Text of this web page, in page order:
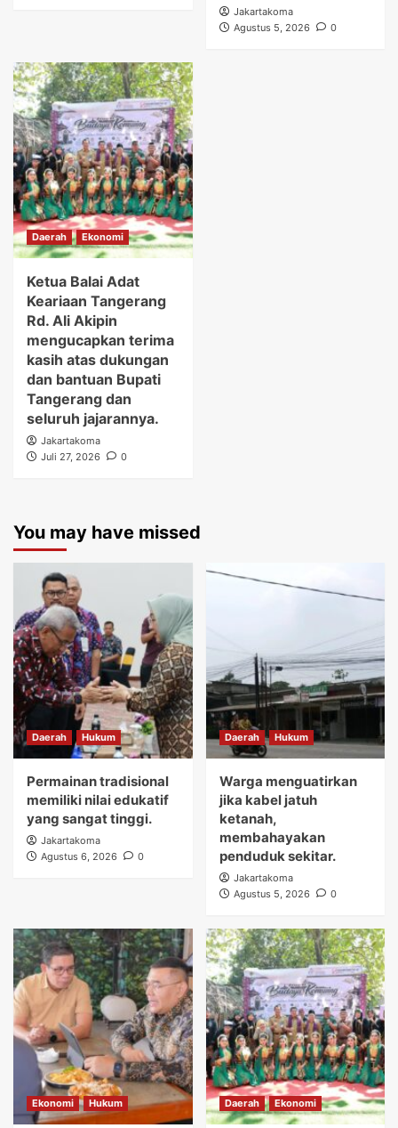
Jakartakoma
Agustus 5, 2026
0
Daerah Ekonomi
Ketua Balai Adat
Keariaan Tangerang
Rd. Ali Akipin
mengucapkan terima
kasih atas dukungan
dan bantuan Bupati
Tangerang dan
seluruh jajarannya.
Jakartakoma
Juli 27, 2026
0
You may have missed
Daerah Hukum
Permainan tradisional
memiliki nilai edukatif
yang sangat tinggi.
Jakartakoma
Agustus 6, 2026
0
Daerah Hukum
Warga menguatirkan
jika kabel jatuh
ketanah,
membahayakan
penduduk sekitar.
Jakartakoma
Agustus 5, 2026
0
Ekonomi Hukum Daerah Ekonomi